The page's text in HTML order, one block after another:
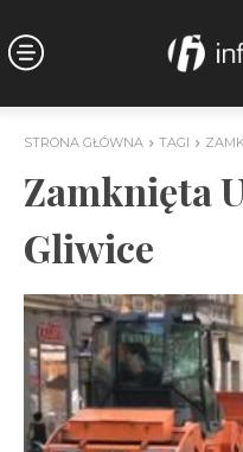
STRONA GŁÓWNA TAGI
Zamknięta
Gliwice